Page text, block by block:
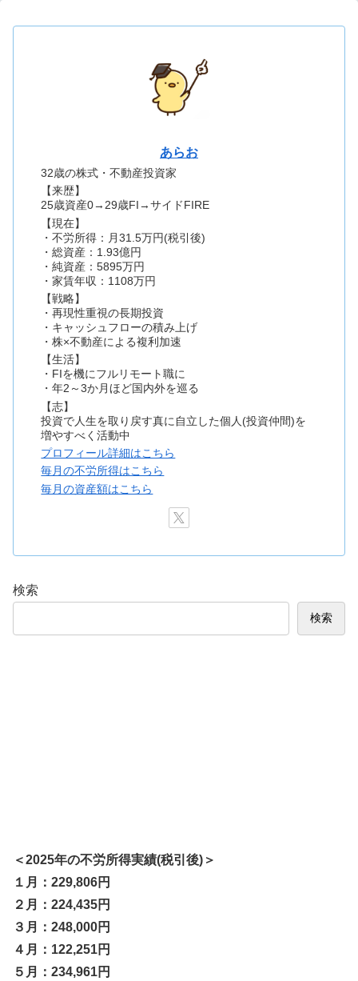
あらお
32歳の株式・不動産投資家
【来歴】
25歳資産0→29歳FI→サイドFIRE
【現在】
・不労所得：月31.5万円(税引後)
・総資産：1.93億円
・純資産：5895万円
・家賃年収：1108万円
【戦略】
・再現性重視の長期投資
・キャッシュフローの積み上げ
・株×不動産による複利加速
【生活】
・FIを機にフルリモート職に
・年2～3か月ほど国内外を巡る
【志】
投資で人生を取り戻す真に自立した個人(投資仲間)を
増やすべく活動中
プロフィール詳細はこちら
毎月の不労所得はこちら
毎月の資産額はこちら
検索
検索
＜2025年の不労所得実績(税引後)＞
１月：229,806円
２月：224,435円
３月：248,000円
４月：122,251円
５月：234,961円